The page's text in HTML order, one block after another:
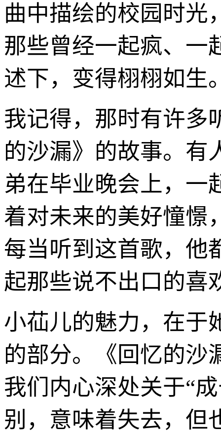
曲中描绘的校园时光
那些曾经一起疯、一
述下，变得栩栩如生
我记得，那时有许多
的沙漏》的故事。有
弟在毕业晚会上，一
着对未来的美好憧憬
每当听到这首歌，他
起那些说不出口的喜
小苮儿的魅力，在于
的部分。《回忆的沙
我们内心深处关于“
别，意味着失去，但